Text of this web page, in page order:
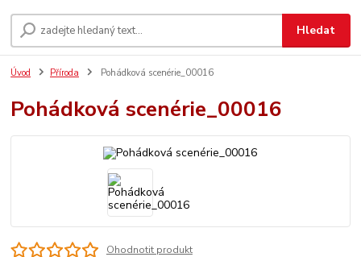
Hledat
Úvod Příroda Pohádková scenérie_00016
Pohádková scenérie_00016
Ohodnotit produkt